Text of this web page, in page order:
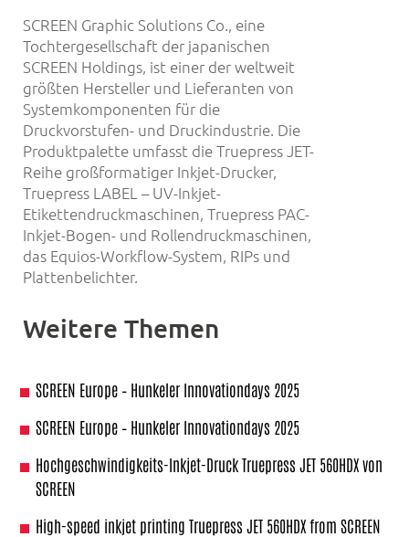
SCREEN Graphic Solutions Co., eine
Tochtergesellschaft der japanischen
SCREEN Holdings, ist einer der weltweit
größten Hersteller und Lieferanten von
Systemkomponenten für die
Druckvorstufen- und Druckindustrie. Die
Produktpalette umfasst die Truepress JET-
Reihe großformatiger Inkjet-Drucker,
Truepress LABEL – UV-Inkjet-
Etikettendruckmaschinen, Truepress PAC-
Inkjet-Bogen- und Rollendruckmaschinen,
das Equios-Workflow-System, RIPs und
Plattenbelichter.
Weitere Themen
SCREEN Europe – Hunkeler Innovationdays 2025
SCREEN Europe – Hunkeler Innovationdays 2025
Hochgeschwindigkeits-Inkjet-Druck Truepress JET 560HDX von
SCREEN
High-speed inkjet printing Truepress JET 560HDX from SCREEN